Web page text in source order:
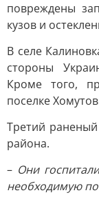
повреждены
кузов и
В селе
стороны
Кроме того,
поселке
Третий
района.
– Они
необходимую